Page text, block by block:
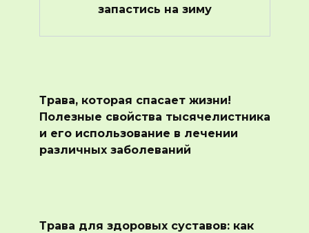
запастись на зиму
Трава, которая спасает жизни!
Полезные свойства тысячелистника
и его использование в лечении
различных заболеваний
Трава для здоровых суставов: как